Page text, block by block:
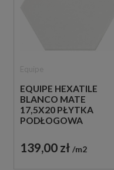
EQUIPE HEXATILE
BLANCO MATE
17,5X20 PŁYTKA
PODŁOGOWA
139,00 zł m2